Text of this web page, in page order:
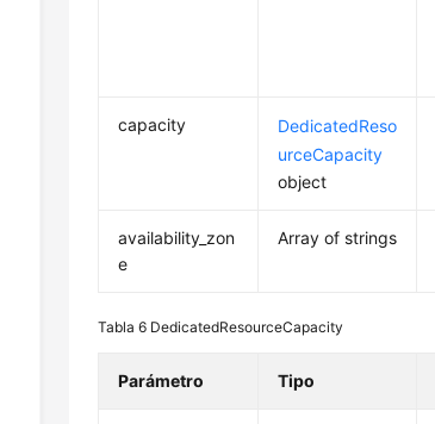
capacity
DedicatedReso
urceCapacity
object
availability_zon
e
Array of strings
Tabla 6 DedicatedResourceCapacity
Parámetro Tipo